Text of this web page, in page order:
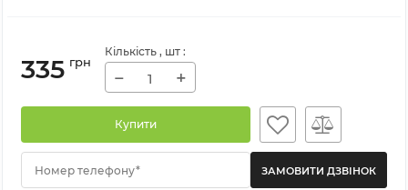
335 грн
Кількість , шт :
− +
Купити
Номер телефону*